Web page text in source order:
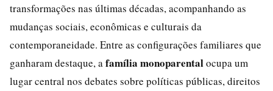
transformações nas últimas décadas, acompanhando as
mudanças sociais, econômicas e culturais da
contemporaneidade. Entre as configurações familiares que
ganharam destaque, a família monoparentalocupa um
lugar central nos debates sobre políticas públicas, direitos